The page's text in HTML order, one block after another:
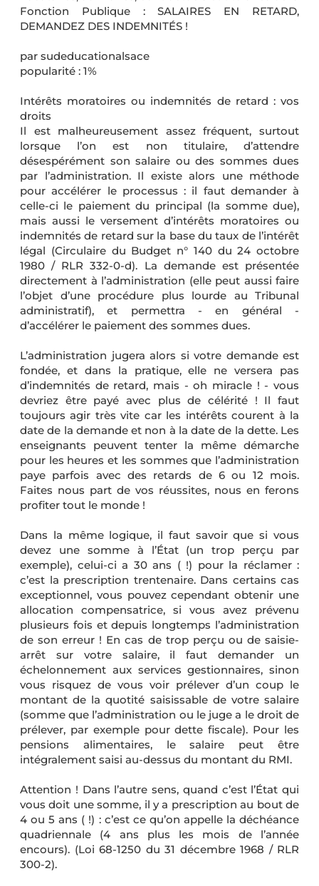
Fonction Publique : SALAIRES EN RETARD,
DEMANDEZ DES INDEMNITÉS !
par sudeducationalsace
popularité : 1%
Intérêts moratoires ou indemnités de retard : vos
droits
Il est malheureusement assez fréquent, surtout
lorsque l’on est non titulaire, d’attendre
désespérément son salaire ou des sommes dues
par l’administration. Il existe alors une méthode
pour accélérer le processus : il faut demander à
celle-ci le paiement du principal (la somme due),
mais aussi le versement d’intérêts moratoires ou
indemnités de retard sur la base du taux de l’intérêt
légal (Circulaire du Budget n° 140 du 24 octobre
1980 / RLR 332-0-d). La demande est présentée
directement à l’administration (elle peut aussi faire
l’objet d’une procédure plus lourde au Tribunal
administratif), et permettra - en général -
d’accélérer le paiement des sommes dues.
L’administration jugera alors si votre demande est
fondée, et dans la pratique, elle ne versera pas
d’indemnités de retard, mais - oh miracle ! - vous
devriez être payé avec plus de célérité ! Il faut
toujours agir très vite car les intérêts courent à la
date de la demande et non à la date de la dette. Les
enseignants peuvent tenter la même démarche
pour les heures et les sommes que l’administration
paye parfois avec des retards de 6 ou 12 mois.
Faites nous part de vos réussites, nous en ferons
profiter tout le monde !
Dans la même logique, il faut savoir que si vous
devez une somme à l’État (un trop perçu par
exemple), celui-ci a 30 ans ( !) pour la réclamer :
c’est la prescription trentenaire. Dans certains cas
exceptionnel, vous pouvez cependant obtenir une
allocation compensatrice, si vous avez prévenu
plusieurs fois et depuis longtemps l’administration
de son erreur ! En cas de trop perçu ou de saisie-
arrêt sur votre salaire, il faut demander un
échelonnement aux services gestionnaires, sinon
vous risquez de vous voir prélever d’un coup le
montant de la quotité saisissable de votre salaire
(somme que l’administration ou le juge a le droit de
prélever, par exemple pour dette fiscale). Pour les
pensions alimentaires, le salaire peut être
intégralement saisi au-dessus du montant du RMI.
Attention ! Dans l’autre sens, quand c’est l’État qui
vous doit une somme, il y a prescription au bout de
4 ou 5 ans ( !) : c’est ce qu’on appelle la déchéance
quadriennale (4 ans plus les mois de l’année
encours). (Loi 68-1250 du 31 décembre 1968 / RLR
300-2).